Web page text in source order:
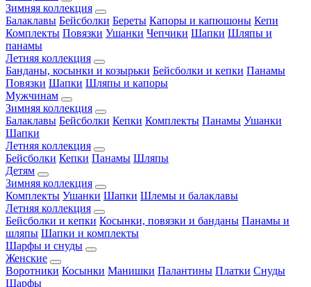
Зимняя коллекция
Балаклавы Бейсболки Береты Капоры и капюшоны Кепи
Комплекты Повязки Ушанки Чепчики Шапки Шляпы и
панамы
Летняя коллекция
Банданы, косынки и козырьки Бейсболки и кепки Панамы
Повязки Шапки Шляпы и капоры
Мужчинам
Зимняя коллекция
Балаклавы Бейсболки Кепки Комплекты Панамы Ушанки
Шапки
Летняя коллекция
Бейсболки Кепки Панамы Шляпы
Детям
Зимняя коллекция
Комплекты Ушанки Шапки Шлемы и балаклавы
Летняя коллекция
Бейсболки и кепки Косынки, повязки и банданы Панамы и
шляпы Шапки и комплекты
Шарфы и снуды
Женские
Воротники Косынки Манишки Палантины Платки Снуды
Шарфы